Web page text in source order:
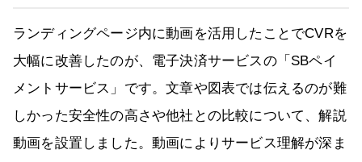
ランディングページ内に動画を活用したことでCVRを
大幅に改善したのが、電子決済サービスの「SBペイ
メントサービス」です。文章や図表では伝えるのが難
しかった安全性の高さや他社との比較について、解説
動画を設置しました。動画によりサービス理解が深ま